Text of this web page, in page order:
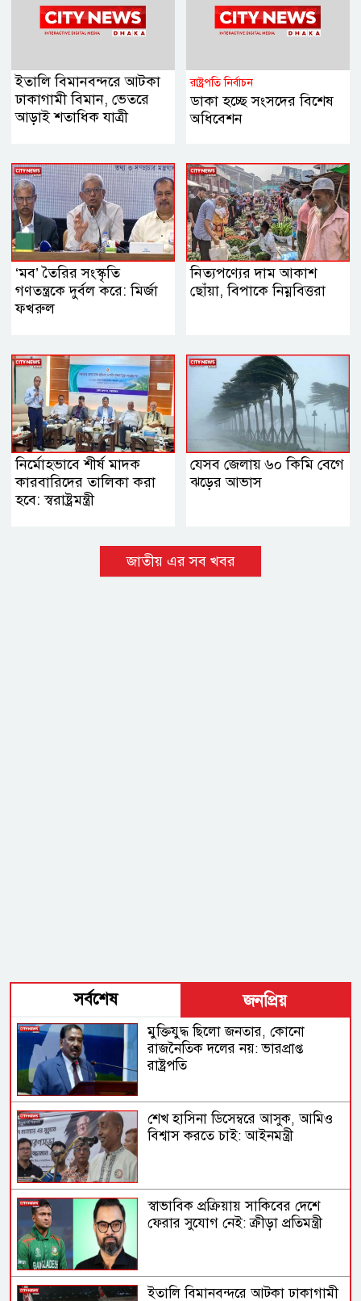
ইতালি বিমানবন্দরে আটকা
ঢাকাগামী বিমান, ভেতরে
আড়াই শতাধিক যাত্রী
রাষ্ট্রপতি নির্বাচন
ডাকা হচ্ছে সংসদের বিশেষ
অধিবেশন
‘মব’ তৈরির সংস্কৃতি
গণতন্ত্রকে দুর্বল করে: মির্জা
ফখরুল
নিত্যপণ্যের দাম আকাশ
ছোঁয়া, বিপাকে নিম্নবিত্তরা
নির্মোহভাবে শীর্ষ মাদক
কারবারিদের তালিকা করা
হবে: স্বরাষ্ট্রমন্ত্রী
যেসব জেলায় ৬০ কিমি বেগে
ঝড়ের আভাস
জাতীয় এর সব খবর
সর্বশেষ জনপ্রিয়
মুক্তিযুদ্ধ ছিলো জনতার, কোনো
রাজনৈতিক দলের নয়: ভারপ্রাপ্ত
রাষ্ট্রপতি
শেখ হাসিনা ডিসেম্বরে আসুক, আমিও
বিশ্বাস করতে চাই: আইনমন্ত্রী
স্বাভাবিক প্রক্রিয়ায় সাকিবের দেশে
ফেরার সুযোগ নেই: ক্রীড়া প্রতিমন্ত্রী
ইতালি বিমানবন্দরে আটকা ঢাকাগামী